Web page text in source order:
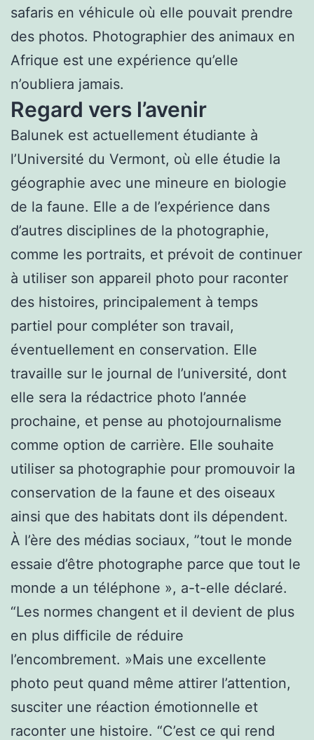
safaris en véhicule où elle pouvait prendre
des photos. Photographier des animaux en
Afrique est une expérience qu’elle
n’oubliera jamais.
Regard vers l’avenir
Balunek est actuellement étudiante à
l’Université du Vermont, où elle étudie la
géographie avec une mineure en biologie
de la faune. Elle a de l’expérience dans
d’autres disciplines de la photographie,
comme les portraits, et prévoit de continuer
à utiliser son appareil photo pour raconter
des histoires, principalement à temps
partiel pour compléter son travail,
éventuellement en conservation. Elle
travaille sur le journal de l’université, dont
elle sera la rédactrice photo l’année
prochaine, et pense au photojournalisme
comme option de carrière. Elle souhaite
utiliser sa photographie pour promouvoir la
conservation de la faune et des oiseaux
ainsi que des habitats dont ils dépendent.
À l’ère des médias sociaux, ”tout le monde
essaie d’être photographe parce que tout le
monde a un téléphone », a-t-elle déclaré.
“Les normes changent et il devient de plus
en plus difficile de réduire
l’encombrement. »Mais une excellente
photo peut quand même attirer l’attention,
susciter une réaction émotionnelle et
raconter une histoire. “C’est ce qui rend